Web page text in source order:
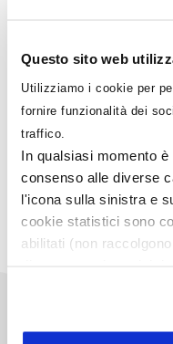
Questo sito web
Utilizziamo i cookie per
fornire funzionalità dei
traffico.
In qualsiasi momento
consenso alle diverse
l'icona sulla sinistra e
cookie statistici sono
abilitati (non
indirizzo: